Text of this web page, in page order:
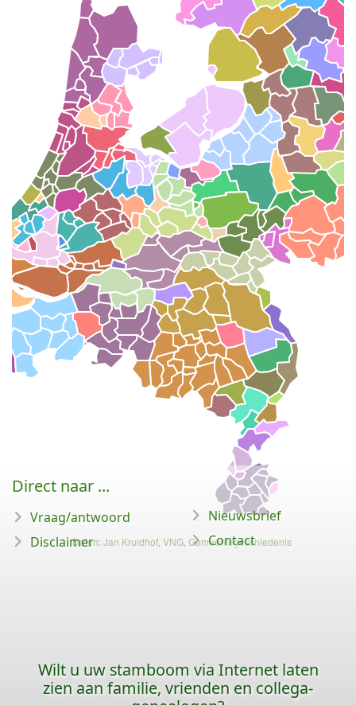
Direct naar ...
Vraag/antwoord
Disclaimer
Nieuwsbrief
Contact
Wilt u uw stamboom via Internet laten
zien aan familie, vrienden en collega-